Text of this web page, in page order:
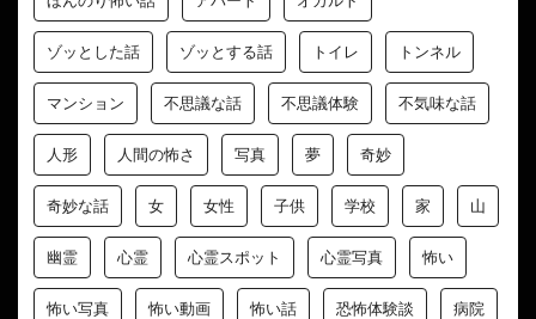
ゾッとした話 ゾッとする話 トイレ トンネル
マンション 不思議な話 不思議体験 不気味な話
人形 人間の怖さ 写真 夢 奇妙
奇妙な話 女 女性 子供 学校 家 山
幽霊 心霊 心霊スポット 心霊写真 怖い
怖い写真 怖い動画 怖い話 恐怖体験談 病院